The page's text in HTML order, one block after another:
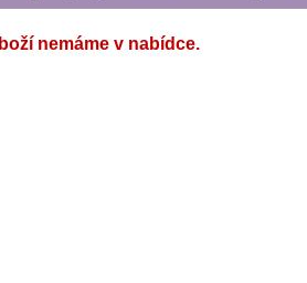
nemáme v nabídce.